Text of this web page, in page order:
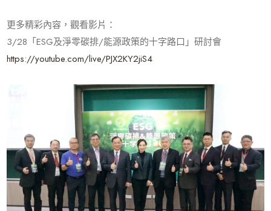
更多精彩內容，觀看影片：
3/28「ESG及淨零碳排/能源政策的十字路口」研討會
https://youtube.com/live/PJX2KY2jiS4